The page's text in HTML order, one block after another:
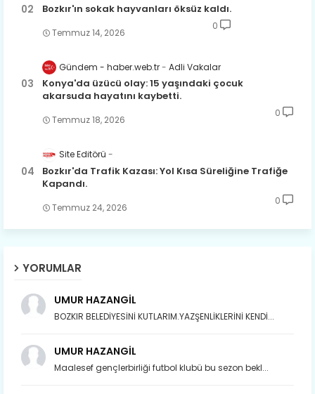
Bozkır'ın sokak hayvanları öksüz kaldı.
Temmuz 14, 2026
0
Gündem - haber.web.tr Adli Vakalar
Konya'da üzücü olay: 15 yaşındaki çocuk
akarsuda hayatını kaybetti.
Temmuz 18, 2026
0
Site Editörü
Bozkır'da Trafik Kazası: Yol Kısa Süreliğine Trafiğe
Kapandı.
Temmuz 24, 2026
0
YORUMLAR
UMUR HAZANGİL
BOZKIR BELEDİYESİNİ KUTLARIM.YAZŞENLİKLERİNİ KENDİ...
UMUR HAZANGİL
Maalesef gençlerbirliği futbol klubü bu sezon bekl...